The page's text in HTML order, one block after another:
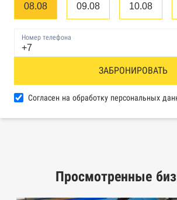
Реестр товарных знаков и
База исполнительного
Реестры лицензий: Росалкоголь,
Росздравнадзор,
08.08
09.08
10.08
Номер телефона
ЗАБРОНИРОВАТЬ
Согласен на обработку персональных
Просмотренные